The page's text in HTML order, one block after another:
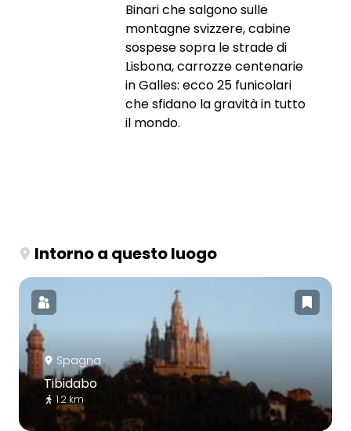
Binari che salgono sulle
montagne svizzere, cabine
sospese sopra le strade di
Lisbona, carrozze centenarie
in Galles: ecco 25 funicolari
che sfidano la gravità in tutto
il mondo.
Intorno a questo luogo
Spagna
Tibidabo
1.2 km